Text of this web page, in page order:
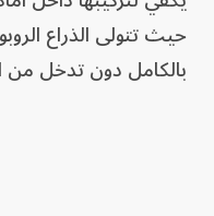
حيث تتولى الذراع
بالكامل دون تدخل من